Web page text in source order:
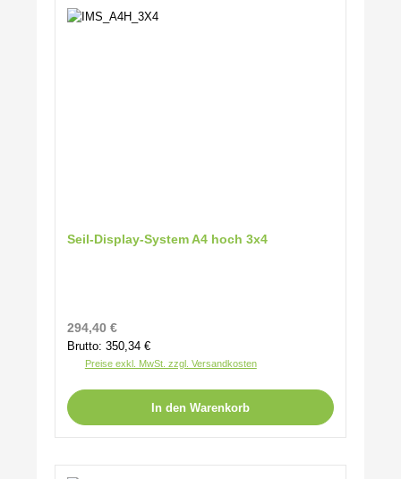
Seil-Display-System A4 hoch 3x4
Regulärer Preis:
294,40 €
Brutto: 350,34 €
Preise exkl. MwSt. zzgl. Versandkosten
In den Warenkorb